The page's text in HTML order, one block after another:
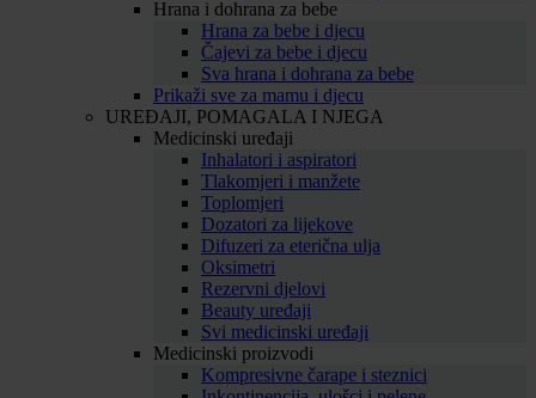
Hrana i dohrana za bebe
Hrana za bebe i djecu
Čajevi za bebe i djecu
Sva hrana i dohrana za bebe
Prikaži sve za mamu i djecu
UREĐAJI, POMAGALA I NJEGA
Medicinski uređaji
Inhalatori i aspiratori
Tlakomjeri i manžete
Toplomjeri
Dozatori za lijekove
Difuzeri za eterična ulja
Oksimetri
Rezervni djelovi
Beauty uređaji
Svi medicinski uređaji
Medicinski proizvodi
Kompresivne čarape i steznici